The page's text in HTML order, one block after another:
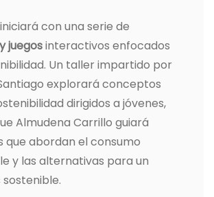
con una serie de
juegosinteractivos enfocados
Un taller impartido por
explorará conceptos
dirigidos a jóvenes,
Almudena Carrillo guiará
que abordan el consumo
y las alternativas para un